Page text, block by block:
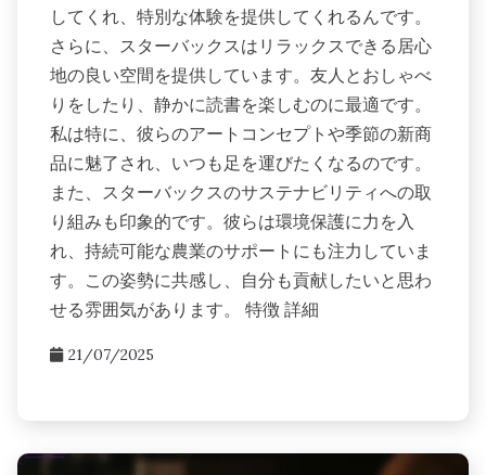
してくれ、特別な体験を提供してくれるんです。
さらに、スターバックスはリラックスできる居心
地の良い空間を提供しています。友人とおしゃべ
りをしたり、静かに読書を楽しむのに最適です。
私は特に、彼らのアートコンセプトや季節の新商
品に魅了され、いつも足を運びたくなるのです。
また、スターバックスのサステナビリティへの取
り組みも印象的です。彼らは環境保護に力を入
れ、持続可能な農業のサポートにも注力していま
す。この姿勢に共感し、自分も貢献したいと思わ
せる雰囲気があります。 特徴 詳細
21/07/2025